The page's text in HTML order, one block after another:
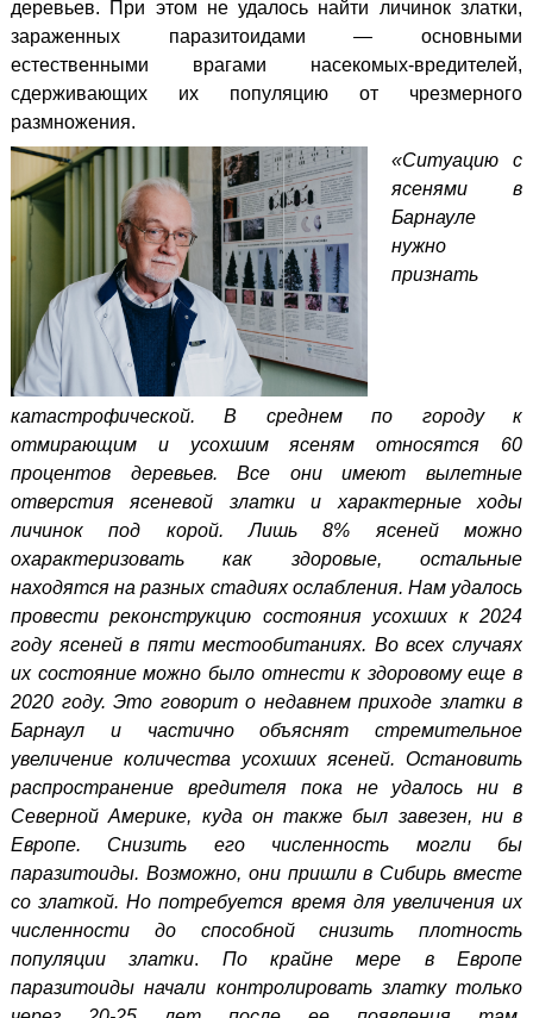
деревьев. При этом не удалось найти личинок златки,
зараженных паразитоидами — основными
естественными врагами насекомых-вредителей,
сдерживающих их популяцию от чрезмерного
размножения.
«Ситуацию с
ясенями в
Барнауле
нужно
признать
катастрофической.
В среднем по городу к
отмирающим и усохшим ясеням относятся 60
процентов деревьев. Все они имеют вылетные
отверстия ясеневой златки и характерные ходы
личинок под корой. Лишь 8% ясеней можно
охарактеризовать как здоровые, остальные
находятся на разных стадиях ослабления. Нам удалось
провести реконструкцию состояния усохших к 2024
году ясеней в пяти местообитаниях. Во всех случаях
их состояние можно было отнести к здоровому еще в
2020 году. Это говорит о недавнем приходе златки в
Барнаул и частично объяснят стремительное
увеличение количества усохших ясеней. Остановить
распространение вредителя пока не удалось ни в
Северной Америке, куда он также был завезен, ни в
Европе. Снизить его численность могли бы
паразитоиды. Возможно, они пришли в Сибирь вместе
со златкой. Но потребуется время для увеличения их
численности до способной снизить плотность
популяции златки. По крайне мере в Европе
паразитоиды начали контролировать златку только